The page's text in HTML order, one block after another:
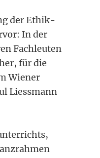
der Ethik-
In der
Fachleuten
für die
Wiener
Liessmann